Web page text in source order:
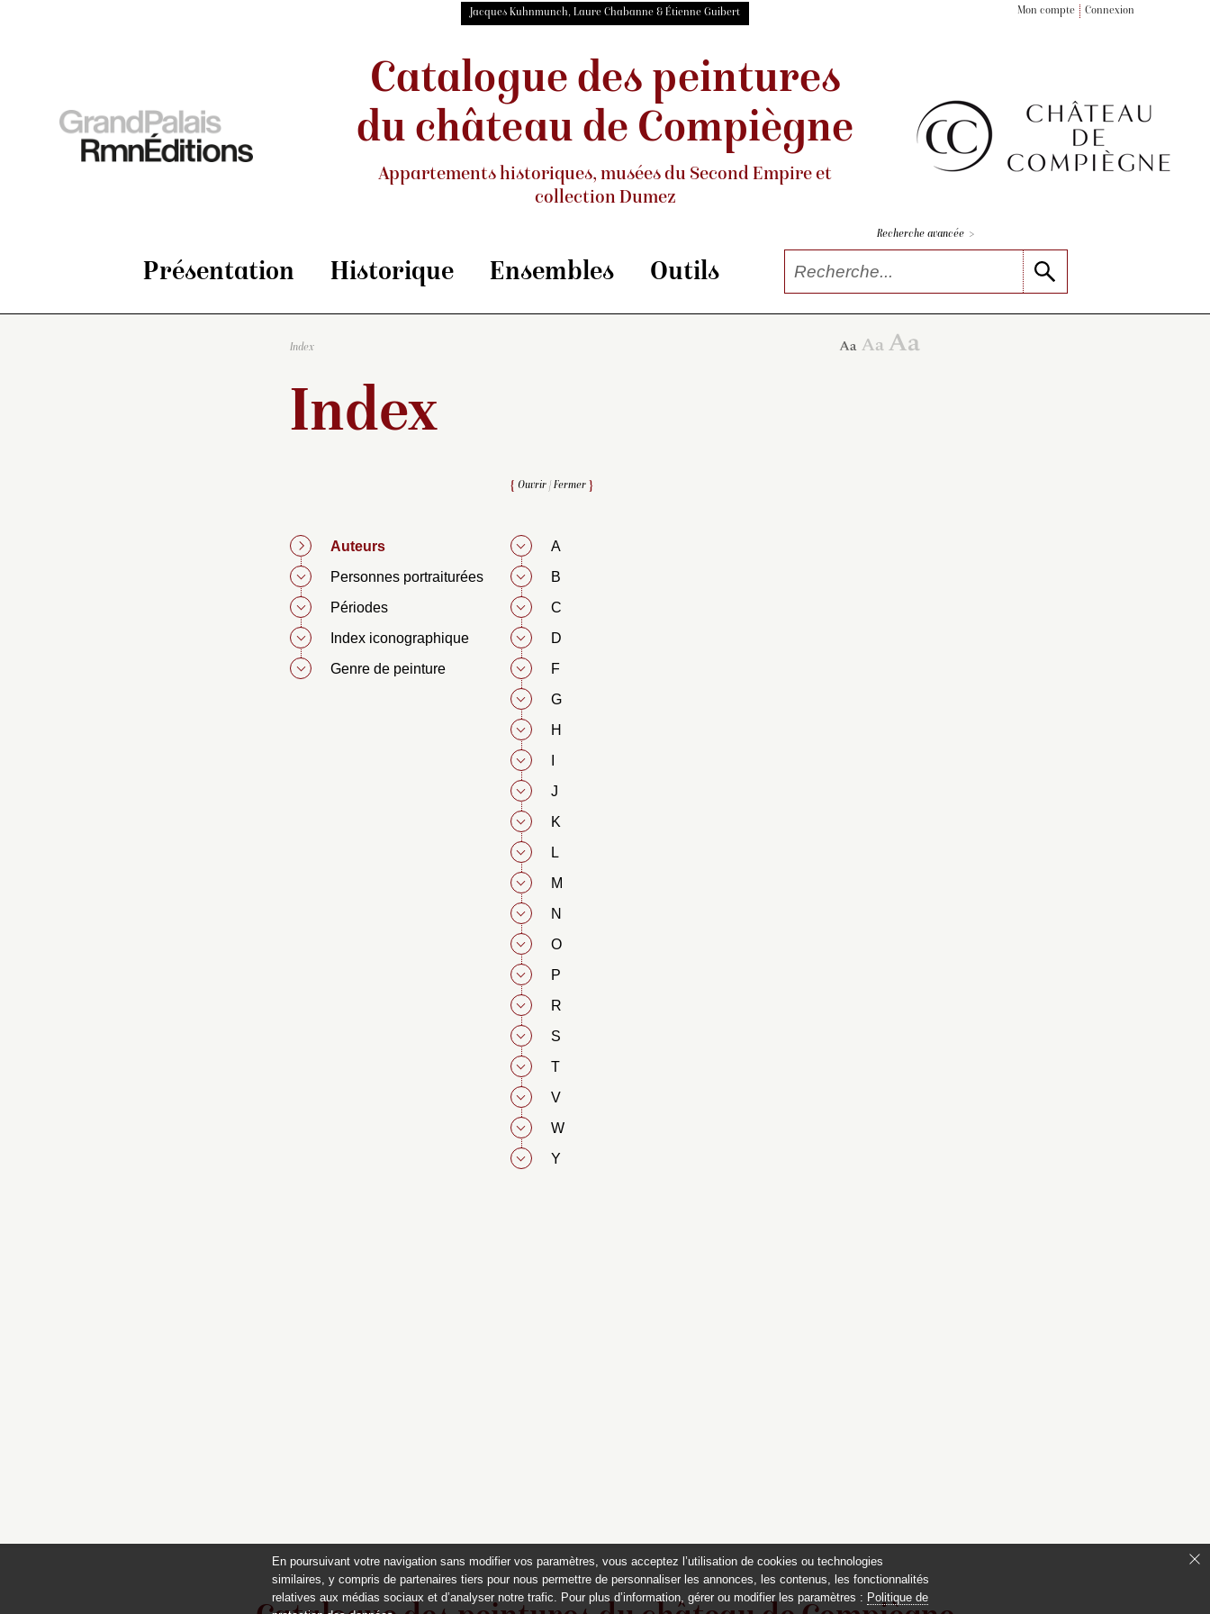
Jacques Kuhnmunch, Laure Chabanne & Étienne Guibert Mon compte Connexion
Catalogue des peintures
du château de Compiègne
Appartements historiques, muséesdu Second Empire et
collection Dumez
Présentation Historique Ensembles Outils
Recherche avancée >
Index
Index
Ouvrir | Fermer
Auteurs
Personnes portraiturées
Périodes
Index iconographique
Genre de peinture
A
B
C
D
F
G
H
J
K
L
M
N
O
P
R
S
T
V
W
Y
En poursuivant votre navigation sans modifier vos paramètres, vous acceptez l’utilisation de cookies ou technologies
similaires, y compris de partenaires tiers pour nous permettre de personnaliser les annonces, les contenus, les fonctionnalités
relatives aux médias sociaux et d’analyser notre trafic. Pour plus d’information, gérer ou modifier les paramètres : Politique de